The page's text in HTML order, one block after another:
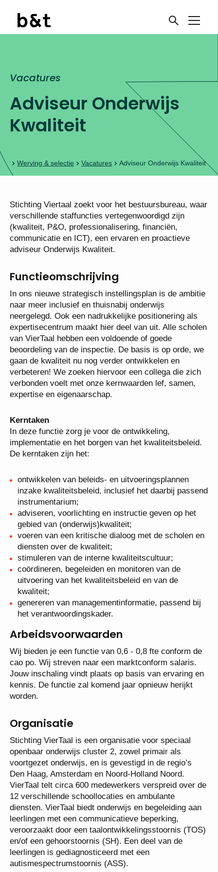
Adviseur Onderwijs
Kwaliteit
Vacatures
Werving & selectie Vacatures Adviseur Onderwijs Kwaliteit
Stichting Viertaal zoekt voor het bestuursbureau, waar
verschillende staffuncties vertegenwoordigd zijn
(kwaliteit, P&O, professionalisering, financiën,
communicatie en ICT), een ervaren en proactieve
adviseur Onderwijs Kwaliteit.
Functieomschrijving
In ons nieuwe strategisch instellingsplan is de ambitie
naar meer inclusief en thuisnabij onderwijs
neergelegd. Ook een nadrukkelijke positionering als
expertisecentrum maakt hier deel van uit. Alle scholen
van VierTaal hebben een voldoende of goede
beoordeling van de inspectie. De basis is op orde, we
gaan de kwaliteit nu nog verder ontwikkelen en
verbeteren! We zoeken hiervoor een collega die zich
verbonden voelt met onze kernwaarden lef, samen,
expertise en eigenaarschap.
Kerntaken
In deze functie zorg je voor de ontwikkeling,
implementatie en het borgen van het kwaliteitsbeleid.
De kerntaken zijn het:
ontwikkelen van beleids- en uitvoeringsplannen
inzake kwaliteitsbeleid, inclusief het daarbij passend
instrumentarium;
adviseren, voorlichting en instructie geven op het
gebied van (onderwijs)kwaliteit;
voeren van een kritische dialoog met de scholen en
diensten over de kwaliteit;
stimuleren van de interne kwaliteitscultuur;
coördineren, begeleiden en monitoren van de
uitvoering van het kwaliteitsbeleid en van de
kwaliteit;
genereren van managementinformatie, passend bij
het verantwoordingskader.
Arbeidsvoorwaarden
Wij bieden je een functie van 0,6 - 0,8 fte conform de
cao po. Wij streven naar een marktconform salaris.
Jouw inschaling vindt plaats op basis van ervaring en
kennis. De functie zal komend jaar opnieuw herijkt
worden.
Organisatie
Stichting VierTaal is een organisatie voor speciaal
openbaar onderwijs cluster 2, zowel primair als
voortgezet onderwijs, en is gevestigd in de regio’s
Den Haag, Amsterdam en Noord-Holland Noord.
VierTaal telt circa 600 medewerkers verspreid over de
12 verschillende schoollocaties en ambulante
diensten. VierTaal biedt onderwijs en begeleiding aan
leerlingen met een communicatieve beperking,
veroorzaakt door een taalontwikkelingsstoornis (TOS)
en/of een gehoorstoornis (SH). Een deel van de
leerlingen is gediagnosticeerd met een
autismespectrumstoornis (ASS).